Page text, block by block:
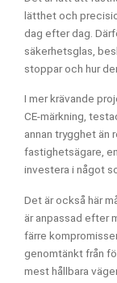
lätthet och
dag efter dag.
säkerhetsglas,
stoppar och hur
I mer krävande
CE-märkning,
annan trygghet än
fastighetsägare,
investera i något
Det är också här
är anpassad efter
färre
genomtänkt från
mest hållbara